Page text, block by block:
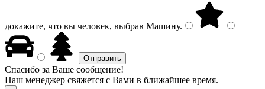
докажите, что вы человек, выбрав Машину.
Спасибо за Ваше сообщение!
Наш менеджер свяжется с Вами в ближайшее время.